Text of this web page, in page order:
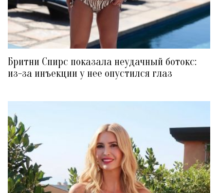
Бритни Спирс показала неудачный ботокс:
из-за инъекции у нее опустился глаз